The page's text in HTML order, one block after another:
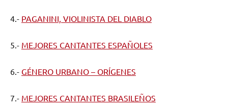
4.- PAGANINI, VIOLINISTA DEL DIABLO
5.- MEJORES CANTANTES ESPAÑOLES
6.- GÉNERO URBANO – ORÍGENES
7.- MEJORES CANTANTES BRASILEÑOS